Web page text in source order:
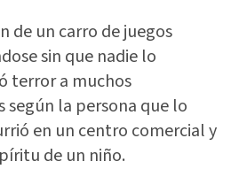
de un carro de juegos
sin que nadie lo
terror a muchos
según la persona que lo
en un centro comercial y
de un niño.